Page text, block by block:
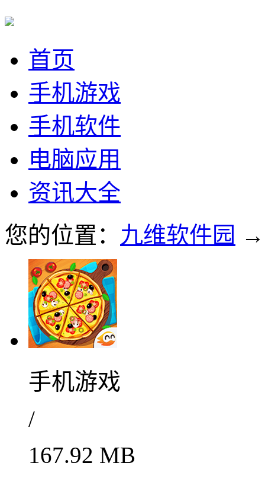
首页
手机游戏
手机软件
电脑应用
资讯大全
您的位置： 九维软件园
手机游戏
/
167.92 MB